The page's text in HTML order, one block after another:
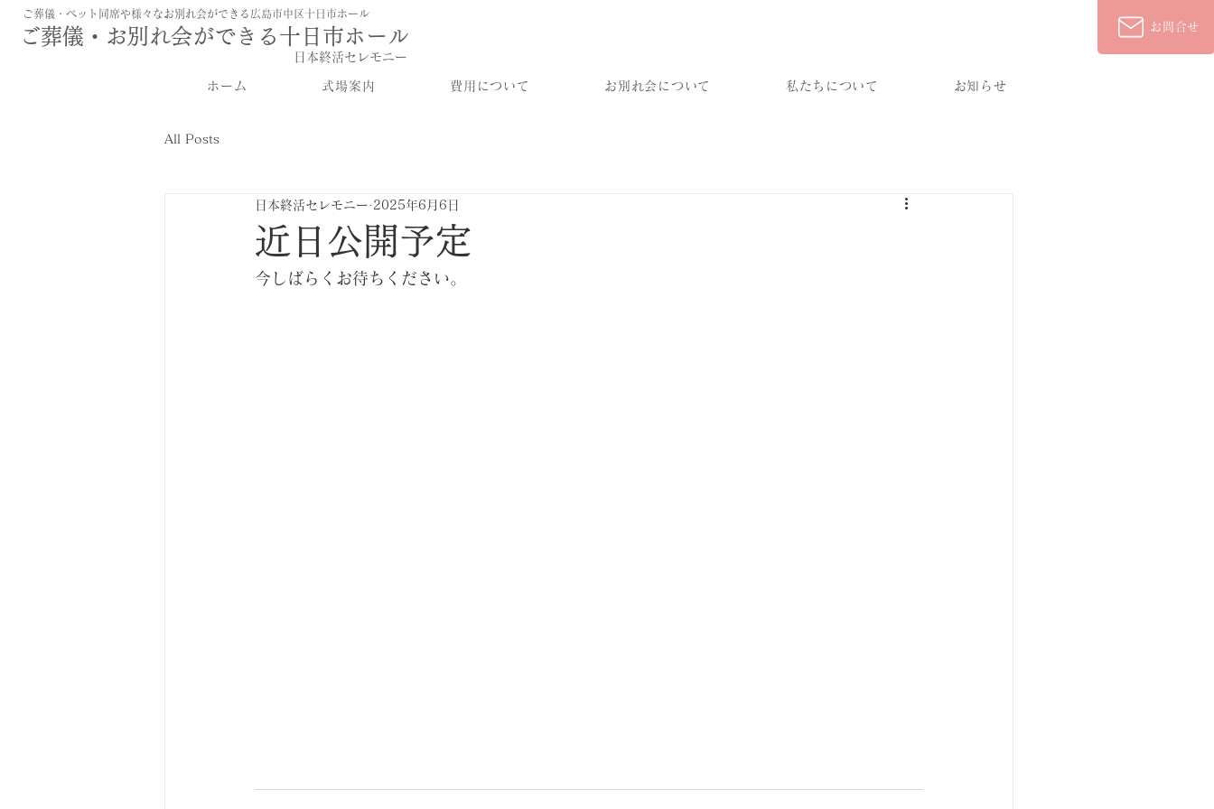
ご葬儀・ペット同席や様々なお別れ会ができる広島市中区十日市ホール
​日本終活セレモニー
ご葬儀・お別れ会ができる十日市ホール お問合せ
ホーム 式場案内 費用について お別れ会について 私たちについて お知らせ
All Posts
近日公開予定
日本終活セレモニー 2025年6月6日
今しばらくお待ちください。